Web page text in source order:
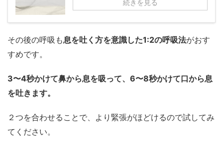
続きを見る
その後の呼吸も息を吐く方を意識した1:2の呼吸法がおす
すめです。
3〜4秒かけて鼻から息を吸って、6〜8秒かけて口から息
を吐きます。
２つを合わせることで、より緊張がほどけるので試してみ
てください。